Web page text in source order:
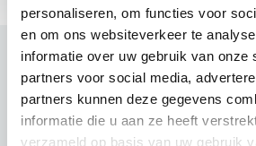
personaliseren, om functies voor
en om ons websiteverkeer te
informatie over uw gebruik van onze
partners voor social media,
partners kunnen deze gegevens
informatie die u aan ze heeft
verzameld op basis van uw gebruik